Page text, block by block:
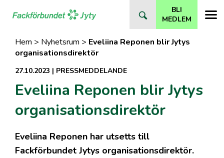
BLI
MEDLEM
Hem > Nyhetsrum > Eveliina Reponen blir Jytys
organisationsdirektör
27.10.2023 | PRESSMEDDELANDE
Eveliina Reponen blir Jytys
organisationsdirektör
Eveliina Reponen har utsetts till
Fackförbundet Jytys organisationsdirektör.